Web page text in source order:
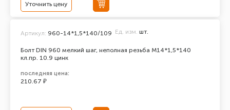
Уточнить цену
Болт DIN 960 мелкий шаг, неполная резьба M14*1,5*140
кл.пр. 10.9 цинк
Артикул: 960-14*1,5*140/109 Ед. изм. шт.
последняя цена:
210.67 ₽